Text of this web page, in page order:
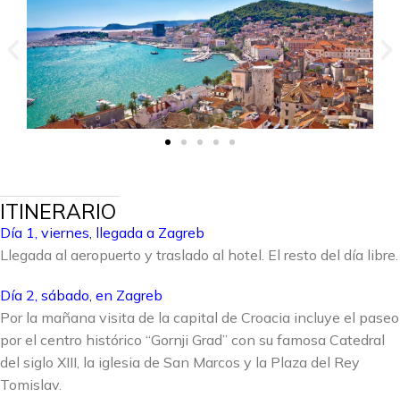
ITINERARIO
Día 1, viernes, llegada a Zagreb
Llegada al aeropuerto y traslado al hotel. El resto del día libre.
Día 2, sábado, en Zagreb
Por la mañana visita de la capital de Croacia incluye el paseo
por el centro histórico “Gornji Grad” con su famosa Catedral
del siglo XIII, la iglesia de San Marcos y la Plaza del Rey
Tomislav.